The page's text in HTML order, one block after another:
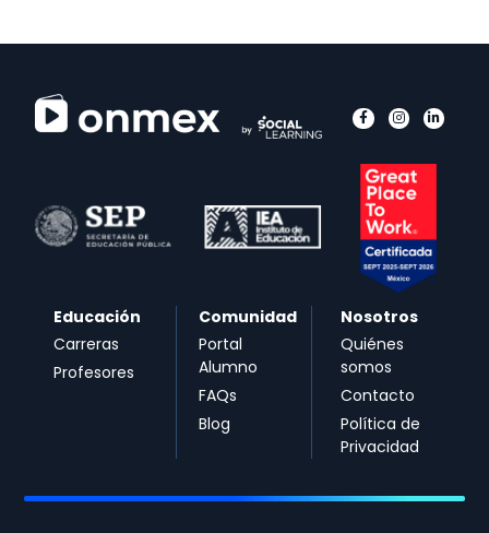
Educación
Carreras
Profesores
Comunidad
Portal
Alumno
FAQs
Blog
Nosotros
Quiénes
somos
Contacto
Política de
Privacidad